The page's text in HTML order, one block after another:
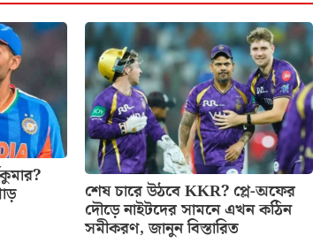
শেষ চারে উঠবে KKR? প্লে-অফের
দৌড়ে নাইটদের সামনে এখন কঠিন
সমীকরণ, জানুন বিস্তারিত